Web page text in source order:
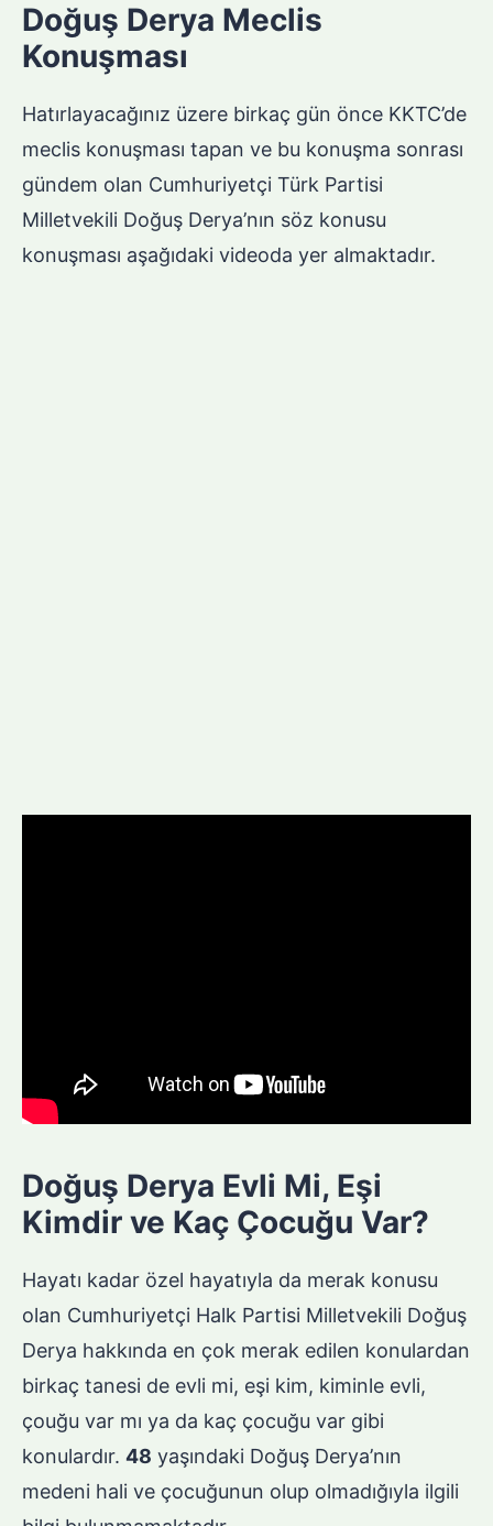
Doğuş Derya Meclis
Konuşması
Hatırlayacağınız üzere birkaç gün önce KKTC’de
meclis konuşması tapan ve bu konuşma sonrası
gündem olan Cumhuriyetçi Türk Partisi
Milletvekili Doğuş Derya’nın söz konusu
konuşması aşağıdaki videoda yer almaktadır.
Doğuş Derya Evli Mi, Eşi
Kimdir ve Kaç Çocuğu Var?
Hayatı kadar özel hayatıyla da merak konusu
olan Cumhuriyetçi Halk Partisi Milletvekili Doğuş
Derya hakkında en çok merak edilen konulardan
birkaç tanesi de evli mi, eşi kim, kiminle evli,
çouğu var mı ya da kaç çocuğu var gibi
konulardır. 48 yaşındaki Doğuş Derya’nın
medeni hali ve çocuğunun olup olmadığıyla ilgili